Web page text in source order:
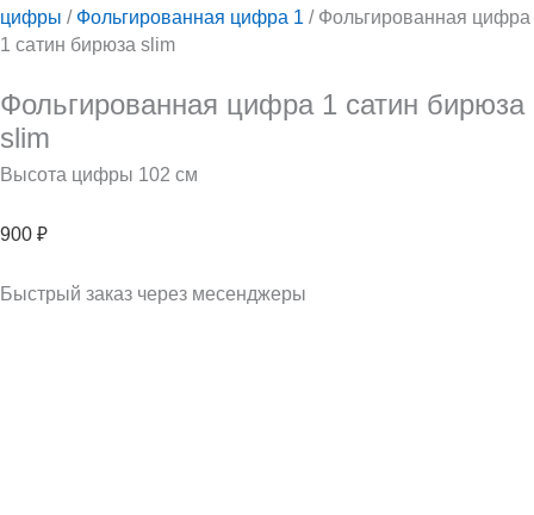
цифры / Фольгированная цифра 1 / Фольгированная цифра
1 сатин бирюза slim
Фольгированная цифра 1 сатин бирюза
slim
Высота цифры 102 см
900 ₽
Быстрый заказ через месенджеры